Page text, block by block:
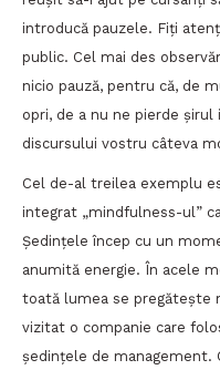
introducă pauzele. Fiți
public. Cel mai des
nicio pauză, pentru că, de
opri, de a nu ne pierde
discursului vostru câteva
Cel de-al treilea exemplu
integrat „mindfulness-ul”
Ședințele încep cu un
anumită energie. În acele
toată lumea se pregătește
vizitat o companie care
ședințele de management.